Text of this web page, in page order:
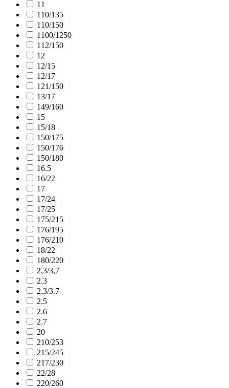
11
110/135
110/150
1100/1250
112/150
12
12/15
12/17
121/150
13/17
149/160
15
15/18
150/175
150/176
150/180
16.5
16/22
17
17/24
17/25
175/215
176/195
176/210
18/22
180/220
2,3/3,7
2.3
2.3/3.7
2.5
2.6
2.7
20
210/253
215/245
217/230
22/28
220/260